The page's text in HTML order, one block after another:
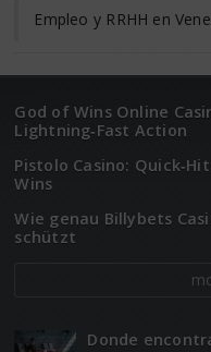
Empleo y RRHH en
God of Wins Online
Lightning‑Fast Action
Pistolo Casino:
Wins
Wie genau Billybets
schützt
Donde